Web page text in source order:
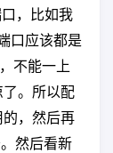
，比如我
口应该都是
不能一上
。所以配
，然后再
然后看新